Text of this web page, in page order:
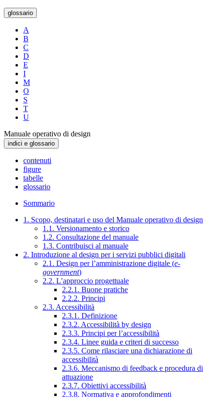
glossario
A
B
C
D
E
I
M
O
S
T
U
Manuale operativo di design
indici e glossario
contenuti
figure
tabelle
glossario
Sommario
1. Scopo, destinatari e uso del Manuale operativo di design
1.1. Versionamento e storico
1.2. Consultazione del manuale
1.3. Contribuisci al manuale
2. Introduzione al design per i servizi pubblici digitali
2.1. Design per l’amministrazione digitale (e-
government)
2.2. L’approccio progettuale
2.2.1. Buone pratiche
2.2.2. Principi
2.3. Accessibilità
2.3.1. Definizione
2.3.2. Accessibilità by design
2.3.3. Principi per l’accessibilità
2.3.4. Linee guida e criteri di successo
2.3.5. Come rilasciare una dichiarazione di
accessibilità
2.3.6. Meccanismo di feedback e procedura di
attuazione
2.3.7. Obiettivi accessibilità
2.3.8. Normativa e approfondimenti